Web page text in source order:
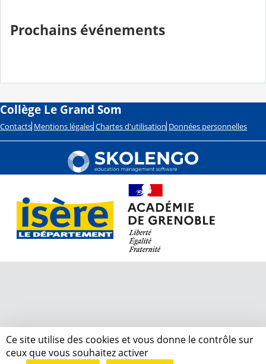
Prochains événements
Collège Le Grand Som
Contacts Mentions légales Chartes d'utilisation Données personnelles
Ce site utilise des cookies et vous donne le contrôle sur
ceux que vous souhaitez activer